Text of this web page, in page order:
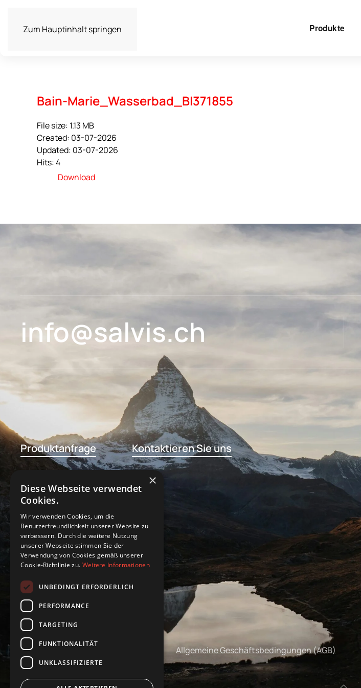
Zum Hauptinhalt springen Produkte
Bain-Marie_Wasserbad_BI371855
File size: 1.13 MB
Created: 03-07-2026
Updated: 03-07-2026
Hits: 4
Download
info@salvis.ch
Produktanfrage Kontaktieren Sie uns
Impressum Allgemeine Geschäftsbedingungen (AGB)
×
Diese Webseite verwendet
Cookies.
Wir verwenden Cookies, um die
Benutzerfreundlichkeit unserer Website zu
verbessern. Durch die weitere Nutzung
unserer Webseite stimmen Sie der
Verwendung von Cookies gemäß unserer
Cookie-Richtlinie zu. Weitere Informationen
UNBEDINGT ERFORDERLICH
PERFORMANCE
TARGETING
FUNKTIONALITÄT
UNKLASSIFIZIERTE